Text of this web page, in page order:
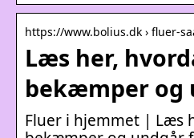
https://www.bolius.dk › fluer-
Læs her,
bekæmper og
Fluer i hjemmet | Læs